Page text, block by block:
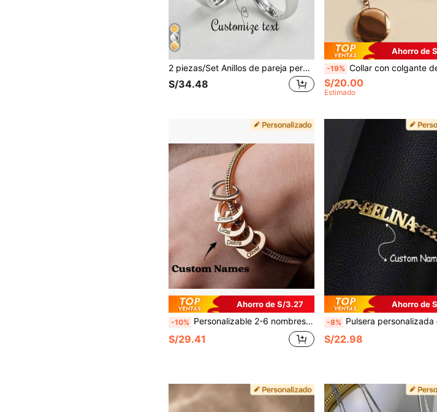
2 piezas/Set Anillos de pareja personalizados de acero inoxidable liso, 4mm & 6mm, color plata, adecuados para boda, matrimonio, amor eterno, minimalista, regalo de aniversario, anillos de promesa
S/34.48
Ahorro de
-19% Collar con colgante de acero inoxidable personalizable con foto, collar con foto, colgante con foto, colgante con marco de foto conmemorativo, estilo de moda neutral minimalista vintage gótico, lindo casual, regalo único, adecuado para parejas, padres, familia, amigos, mascotas, hijo, hija, abuelos,
S/20.00
Estimado
Ahorro de S/3.27
-10% Personalizable 2-6 nombres, Pulsera de mamá, Se pueden grabar los nombres de los hijos: Pulsera grabada - Regalo de cumpleaños para mamá - Joyería personalizada para mamá - Regalo personalizado para mamá, esposa
S/29.41
Ahorro de
-8% Pulsera personalizada con nombre - Pulsera de cadena ajustable de acero inoxidable grabada de oro
S/22.98